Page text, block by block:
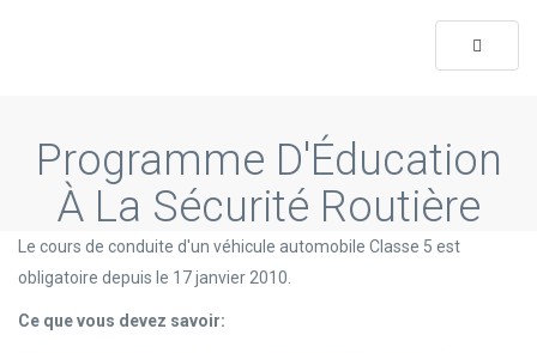
Toggle
Programme D'Éducation
À La Sécurité Routière
Le cours de conduite d'un véhicule automobile Classe 5 est
obligatoire depuis le 17 janvier 2010.
Ce que vous devez savoir: